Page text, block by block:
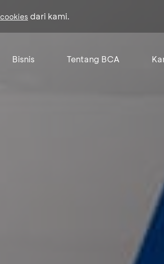
cookies dari kami.
Bisnis Tentang BCA